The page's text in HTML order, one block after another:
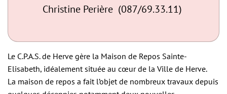
Christine Perière (087/69.33.11)
Le C.P.A.S. de Herve gère la Maison de Repos Sainte-
Elisabeth, idéalement située au cœur de la Ville de Herve.
La maison de repos a fait l’objet de nombreux travaux depuis